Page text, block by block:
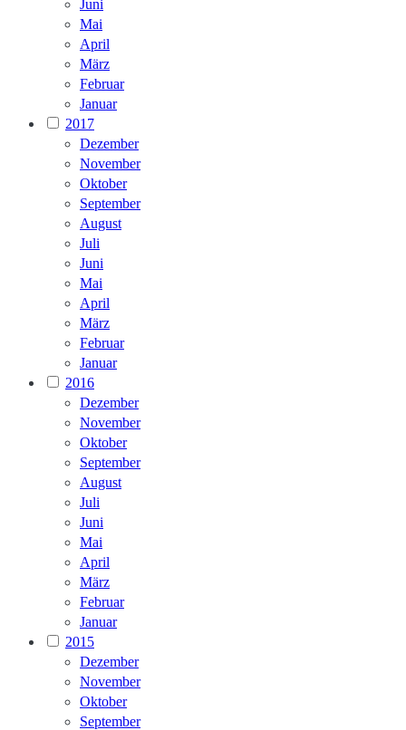
Juni
Mai
April
März
Februar
Januar
2017
Dezember
November
Oktober
September
August
Juli
Juni
Mai
April
März
Februar
Januar
2016
Dezember
November
Oktober
September
August
Juli
Juni
Mai
April
März
Februar
Januar
2015
Dezember
November
Oktober
September